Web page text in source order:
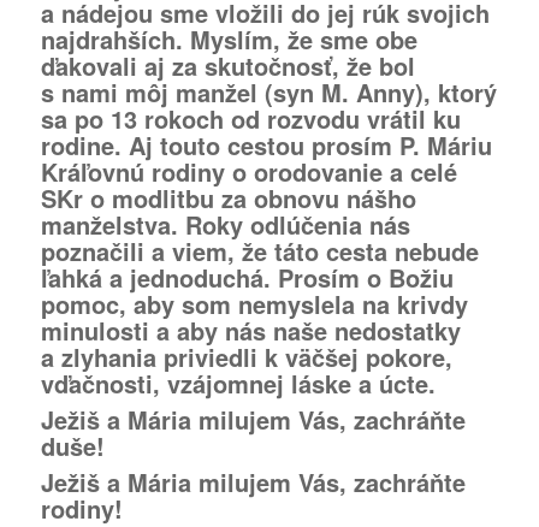
a nádejou sme vložili do jej rúk svojich
najdrahších. Myslím, že sme obe
ďakovali aj za skutočnosť, že bol
s nami môj manžel (syn M. Anny), ktorý
sa po 13 rokoch od rozvodu vrátil ku
rodine. Aj touto cestou prosím P. Máriu
Kráľovnú rodiny o orodovanie a celé
SKr o modlitbu za obnovu nášho
manželstva. Roky odlúčenia nás
poznačili a viem, že táto cesta nebude
ľahká a jednoduchá. Prosím o Božiu
pomoc, aby som nemyslela na krivdy
minulosti a aby nás naše nedostatky
a zlyhania priviedli k väčšej pokore,
vďačnosti, vzájomnej láske a úcte.
Ježiš a Mária milujem Vás, zachráňte
duše!
Ježiš a Mária milujem Vás, zachráňte
rodiny!